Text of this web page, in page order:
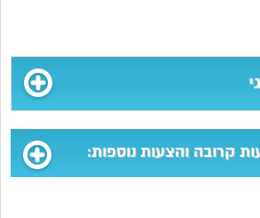
קרובה והצעות נוספות: